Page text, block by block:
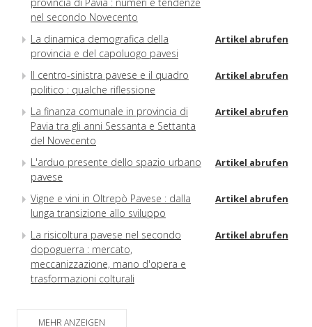
nel secondo Novecento
La dinamica demografica della
provincia e del capoluogo pavesi
Artikel abrufen
Il centro-sinistra pavese e il quadro
politico : qualche riflessione
Artikel abrufen
La finanza comunale in provincia di
Pavia tra gli anni Sessanta e Settanta
del Novecento
Artikel abrufen
L'arduo presente dello spazio urbano
pavese
Artikel abrufen
Vigne e vini in Oltrepò Pavese : dalla
lunga transizione allo sviluppo
Artikel abrufen
La risicoltura pavese nel secondo
dopoguerra : mercato,
meccanizzazione, mano d'opera e
trasformazioni colturali
Artikel abrufen
MEHR ANZEIGEN